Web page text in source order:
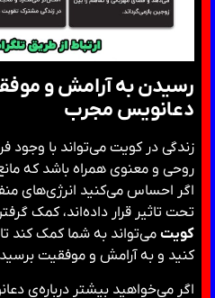
رسیدن به آرامش و
دعانویس مجرب
زندگی در کویت می‌تواند با وجود
روحی و معنوی همراه باشد که
اگر احساس می‌کنید انرژی‌های
تحت تاثیر قرار داده‌اند، کمک
کویت می‌تواند به شما کمک کند
کنید و به آرامش و موفقیت
اگر می‌خواهید بیشتر درباره‌ی